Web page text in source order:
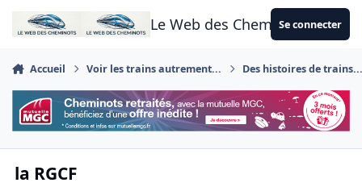
Aller au contenu
Le Web des CheminotsSe connecter
Accueil Voir les trains autrement... Des histoires de
la RGCF